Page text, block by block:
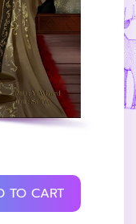
TO CART